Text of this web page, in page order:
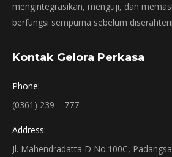
mengintegrasikan, menguji, dan
berfungsi sempurna sebelum
Kontak Gelora Perkasa
Phone:
(0361) 239 – 777
Address:
Jl. Mahendradatta D No.100C,